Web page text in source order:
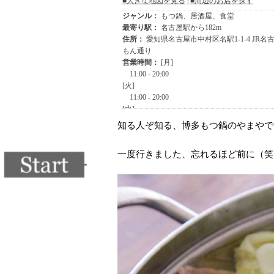
知る人ぞ知る、博多もつ鍋のやまや
一度行きました、忘れるほど前に（